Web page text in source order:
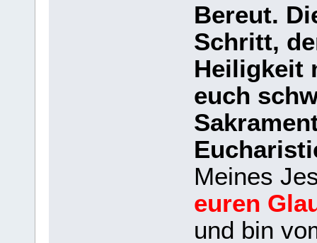
Bereut.
Schritt,
Heiligkeit
euch
Meines
euren
und bin